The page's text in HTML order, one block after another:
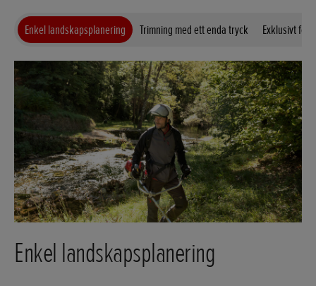
Enkel landskapsplanering Trimning med ett enda tryck Exklusivt för
Enkel landskapsplanering